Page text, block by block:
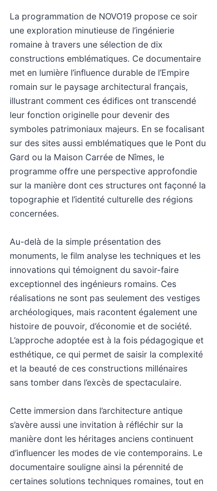
La programmation de NOVO19 propose ce soir
une exploration minutieuse de l’ingénierie
romaine à travers une sélection de dix
constructions emblématiques. Ce documentaire
met en lumière l’influence durable de l’Empire
romain sur le paysage architectural français,
illustrant comment ces édifices ont transcendé
leur fonction originelle pour devenir des
symboles patrimoniaux majeurs. En se focalisant
sur des sites aussi emblématiques que le Pont du
Gard ou la Maison Carrée de Nîmes, le
programme offre une perspective approfondie
sur la manière dont ces structures ont façonné la
topographie et l’identité culturelle des régions
concernées.
Au-delà de la simple présentation des
monuments, le film analyse les techniques et les
innovations qui témoignent du savoir-faire
exceptionnel des ingénieurs romains. Ces
réalisations ne sont pas seulement des vestiges
archéologiques, mais racontent également une
histoire de pouvoir, d’économie et de société.
L’approche adoptée est à la fois pédagogique et
esthétique, ce qui permet de saisir la complexité
et la beauté de ces constructions millénaires
sans tomber dans l’excès de spectaculaire.
Cette immersion dans l’architecture antique
s’avère aussi une invitation à réfléchir sur la
manière dont les héritages anciens continuent
d’influencer les modes de vie contemporains. Le
documentaire souligne ainsi la pérennité de
certaines solutions techniques romaines, tout en